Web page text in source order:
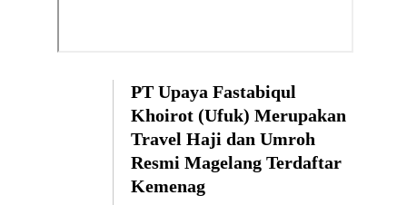
PT Upaya Fastabiqul
Khoirot (Ufuk) Merupakan
Travel Haji dan Umroh
Resmi Magelang Terdaftar
Kemenag